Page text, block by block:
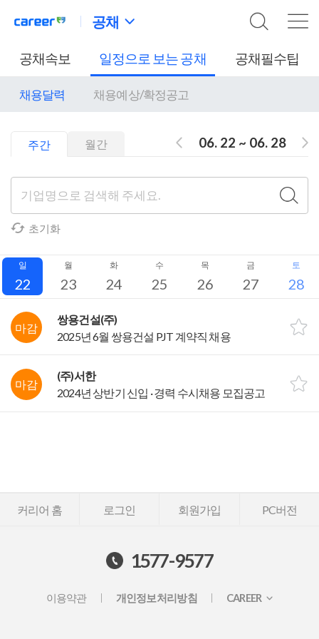
공채
공채속보 일정으로 보는 공채 공채필수팁
채용달력 채용예상/확정공고
주간 월간 06. 22 ~ 06. 28
초기화
일
22
월
23
화
24
수
25
목
26
금
27
토
28
마감
쌍용건설(주)
2025년 6월 쌍용건설 PJT 계약직 채용
마감
(주)서한
2024년 상반기 신입 · 경력 수시채용 모집공고
커리어 홈 로그인 회원가입 PC버전
1577-9577
이용약관 개인정보처리방침 CAREER